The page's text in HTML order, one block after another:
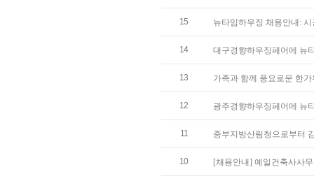
15 뉴타임하우징 채용안내:
14 대구경향하우징페어에 뉴
13 가족과 함께 풍요로운 한
12 광주경향하우징페어에 뉴
11 중부지방산림청으로부터
10 [채용안내] 예일건축사사